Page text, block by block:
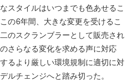
スタイルはいつまでも色あせるこ
の6年間、大きな変更を受けるこ
のスクランブラーとして販売され
さらなる変化を求める声に対応
るより厳しい環境規制に適切に対
ルチェンジへと踏み切った。